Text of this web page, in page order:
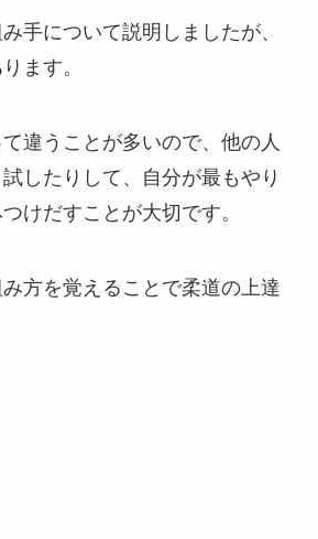
手について説明しましたが、
ます。
違うことが多いので、他の人
したりして、自分が最もやり
けだすことが大切です。
方を覚えることで柔道の上達